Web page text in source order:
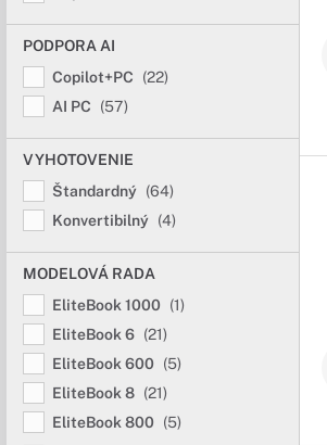
PODPORA AI
Copilot+PC
(22)
AI PC
(57)
VYHOTOVENIE
Štandardný (64)
Konvertibilný (4)
MODELOVÁ RADA
EliteBook 1000
(1)
EliteBook 6 (21)
EliteBook 600
(5)
EliteBook 8 (21)
EliteBook 800
(5)